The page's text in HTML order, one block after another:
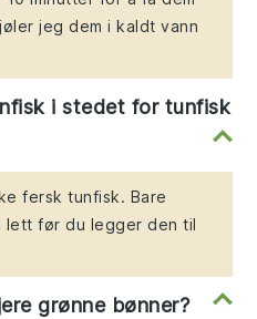
jeg dem i kaldt vann
i stedet for tunfisk
fersk tunfisk. Bare
lett før du legger den til
grønne bønner?